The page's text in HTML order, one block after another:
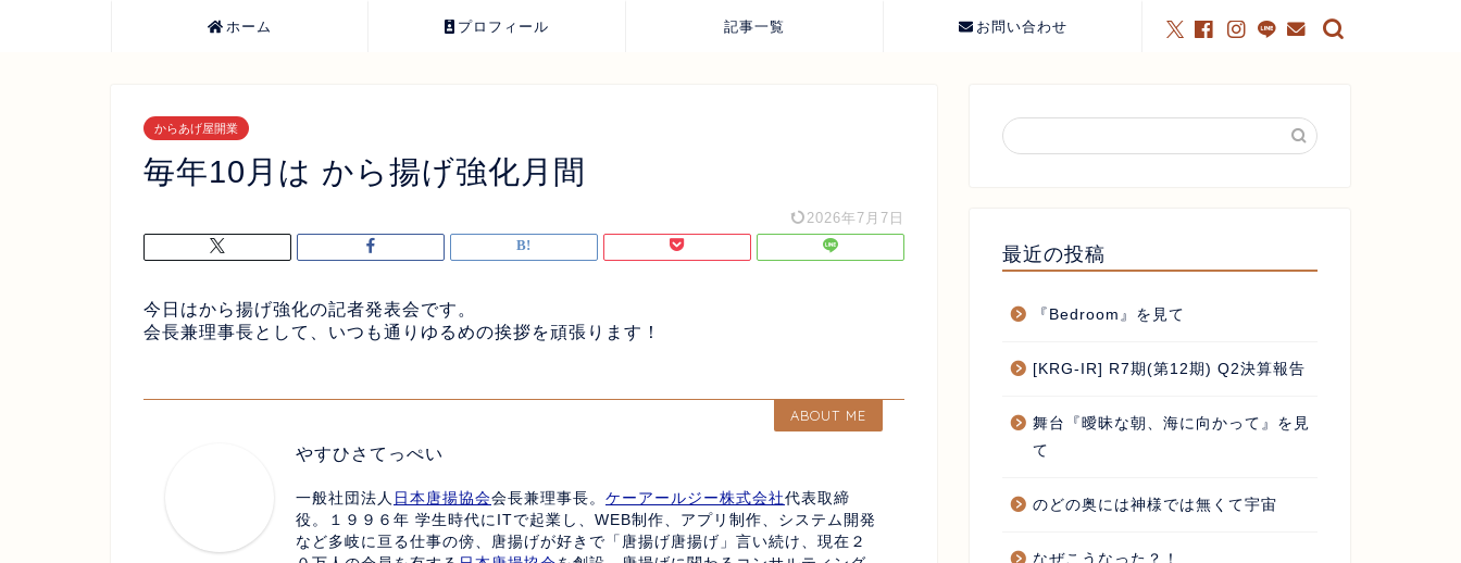
ホーム プロフィール 記事一覧 お問い合わせ
からあげ屋開業
毎年10月は から揚げ強化月間
2026年7月7日
今日はから揚げ強化の記者発表会です。
会長兼理事長として、いつも通りゆるめの挨拶を頑張ります！
ABOUT ME
やすひさてっぺい
一般社団法人 日本唐揚協会会長兼理事長。 ケーアールジー株式会社代表取締
役。１９９６年 学生時代にITで起業し、WEB制作、アプリ制作、システム開発
など多岐に亘る仕事の傍、唐揚げが好きで「唐揚げ唐揚げ」言い続け、現在２
最近の投稿
『Bedroom』を見て
[KRG-IR] R7期(第12期) Q2決算報告
舞台『曖昧な朝、海に向かって』を見
て
のどの奥には神様では無くて宇宙
なぜこうなった？！